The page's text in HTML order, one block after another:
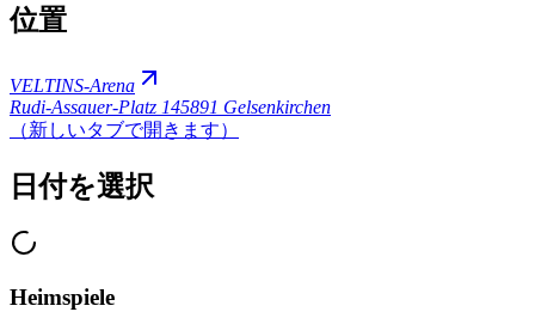
位置
VELTINS-Arena
Rudi-Assauer-Platz 145891 Gelsenkirchen
（新しいタブで開きます）
日付を選択
Heimspiele